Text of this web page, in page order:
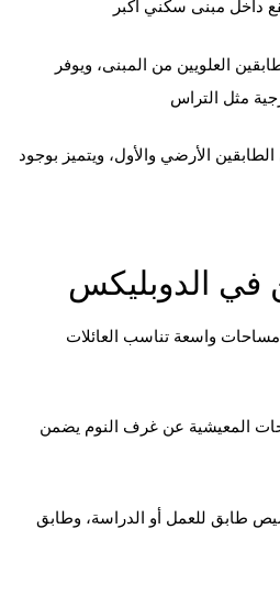
داخل مبنى سكني أكبر
العلويين من المبنى، ويوفر
مثل التراس
الأرضي والأول، ويتميز بوجود
الدوبليكس
واسعة تناسب العائلات
المعيشية عن غرف النوم يضمن
طابق للعمل أو الدراسة، وطابق